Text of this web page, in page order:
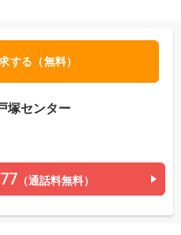
する（無料）
塚センター
（通話料無料）